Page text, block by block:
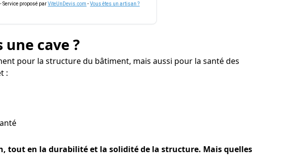
- Service proposé parViteUnDevis.com -Vous êtes un artisan ?
cave ?
pour la structure du bâtiment, mais aussi pour la santé des
:
tout en la durabilité et la solidité de la structure. Mais quelles